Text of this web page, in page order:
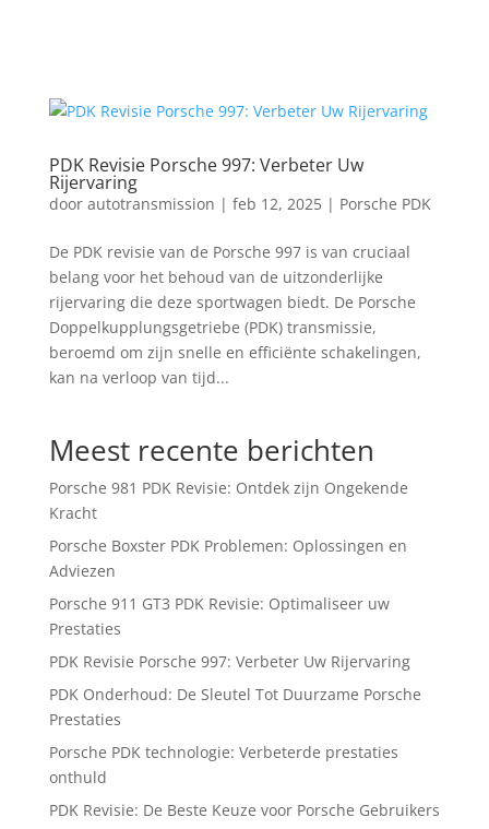
PDK Revisie Porsche 997: Verbeter Uw
Rijervaring
door autotransmission | feb 12, 2025| Porsche PDK
De PDK revisie van de Porsche 997 is van cruciaal
belang voor het behoud van de uitzonderlijke
rijervaring die deze sportwagen biedt. De Porsche
Doppelkupplungsgetriebe (PDK) transmissie,
beroemd om zijn snelle en efficiënte schakelingen,
kan na verloop van tijd...
Meest recente berichten
Porsche 981 PDK Revisie: Ontdek zijn Ongekende
Kracht
Porsche Boxster PDK Problemen: Oplossingen en
Adviezen
Porsche 911 GT3 PDK Revisie: Optimaliseer uw
Prestaties
PDK Revisie Porsche 997: Verbeter Uw Rijervaring
PDK Onderhoud: De Sleutel Tot Duurzame Porsche
Prestaties
Porsche PDK technologie: Verbeterde prestaties
onthuld
PDK Revisie: De Beste Keuze voor Porsche Gebruikers